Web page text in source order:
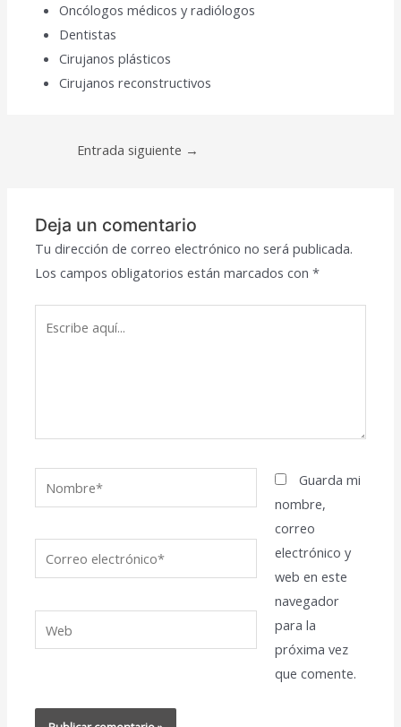
Oncólogos médicos y radiólogos
Dentistas
Cirujanos plásticos
Cirujanos reconstructivos
Entrada siguiente →
Deja un comentario
Tu dirección de correo electrónico no será publicada.
Los campos obligatorios están marcados con*
electrónico*
Guarda mi
nombre,
correo
electrónico y
web en este
navegador
para la
próxima vez
que comente.